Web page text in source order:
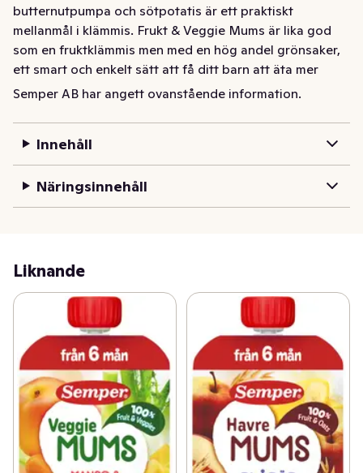
butternutpumpa och sötpotatis är ett praktiskt
mellanmål i klämmis. Frukt & Veggie Mums är lika god
som en fruktklämmis men med en hög andel grönsaker,
ett smart och enkelt sätt att få ditt barn att äta mer
grönsaker. Lätt att äta utan kladd och spill och enkel att
smak som passar perfekt till mellis eller en mysig
fruktstund. Servera gärna klämmisen från sked. Ren
puré av bär, frukt och grönsaker för barn från 6
månader
Semper AB har angett ovanstående information.
Innehåll
Näringsinnehåll
Liknande